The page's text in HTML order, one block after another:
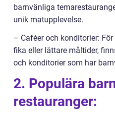
barnvänliga
unik matupplevelse.
– Caféer och konditorier:
fika eller lättare måltider,
och konditorier som har
2. Populära
restauranger: